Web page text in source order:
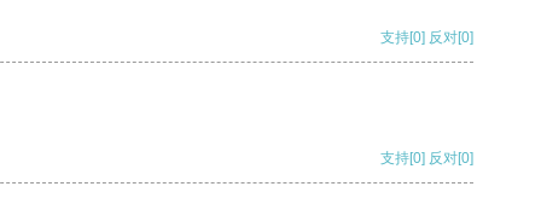
支持[0] 反对[0]
支持[0] 反对[0]